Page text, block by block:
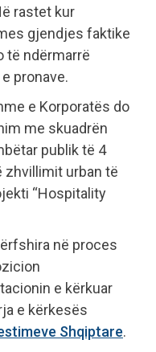
rastet kur
gjendjes faktike
të ndërmarrë
pronave.
e Korporatës do
me skuadrën
publik të 4
zhvillimit urban të
“Hospitality
në proces
e kërkuar
e kërkesës
Shqiptare.